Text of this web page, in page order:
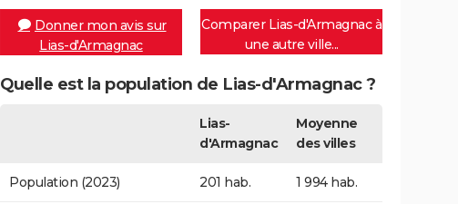
Donner mon avis sur
Lias-d'Armagnac
Comparer Lias-d'Armagnac à
une autre ville...
Quelle est la population de Lias-d'Armagnac ?
Lias-
d'Armagnac
Moyenne
des villes
Population (2023) 201 hab. 1 994 hab.